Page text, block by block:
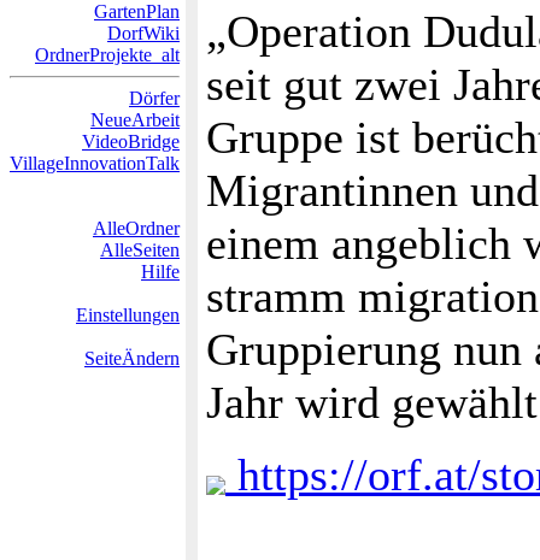
GartenPlan
DorfWiki
OrdnerProjekte_alt
Dörfer
NeueArbeit
VideoBridge
VillageInnovationTalk
AlleOrdner
AlleSeiten
Hilfe
Einstellungen
SeiteÄndern
„Operation
seit gut zwei
Gruppe ist
Migrantinnen
einem angeblich
stramm
Gruppierung
Jahr wird
https://orf.at/